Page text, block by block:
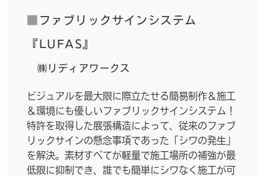
■ ファブリックサインシステム
『LUFAS』
㈱リディアワークス
ビジュアルを最大限に際立たせる簡易制作＆施工
＆環境にも優しいファブリックサインシステム！
特許を取得した展張構造によって、従来のファブ
リックサインの懸念事項であった「シワの発生」
を解決。素材すべてが軽量で施工場所の補強が最
低限に抑制でき、誰でも簡単にシワなく施工が可